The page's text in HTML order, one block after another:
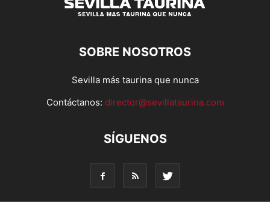
SOBRE NOSOTROS
Sevilla más taurina que nunca
Contáctanos: director@sevillataurina.com
SÍGUENOS